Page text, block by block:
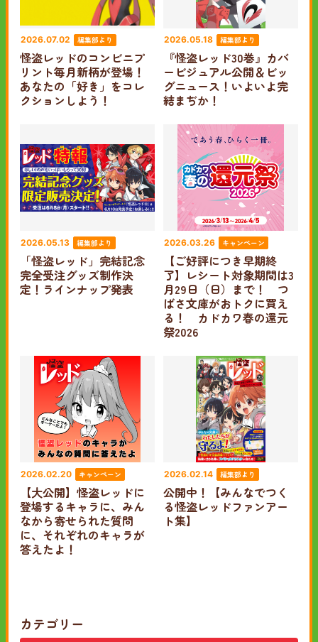
2026.07.02 編集部より
怪盗レッドのコンビニプ
リント毎月新柄が登場！
あなたの「好き」をコレ
クションしよう！
2026.05.18 編集部より
『怪盗レッド30巻』カバ
ービジュアル公開＆ビッ
グニュース！いよいよ完
結まぢか！
2026.05.13 編集部より
「怪盗レッド」完結記念
完全受注グッズ制作決
定！ラインナップ発表
2026.03.26 キャンペーン
【ご好評につき早期終
了】レシート対象期間は3
月29日（日）まで！ つ
ばさ文庫がおトクに買え
る！ カドカワ春の還元
祭2026
2026.02.20 キャンペーン
【大公開】怪盗レッドに
登場するキャラに、みん
なから寄せられた質問
に、それぞれのキャラが
答えたよ！
2026.02.14 編集部より
公開中！【みんなでつく
る怪盗レッドファンアー
ト集】
カテゴリー